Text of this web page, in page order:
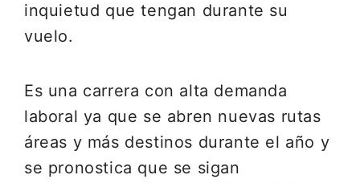
inquietud que tengan durante su
vuelo.
Es una carrera con alta demanda
laboral ya que se abren nuevas rutas
áreas y más destinos durante el año y
se pronostica que se sigan